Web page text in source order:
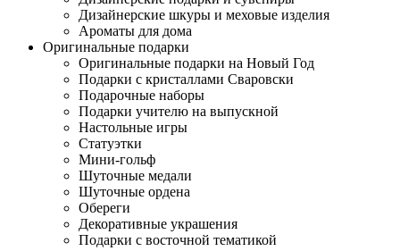
Дизайнерские шкуры и меховые изделия
Ароматы для дома
Оригинальные подарки
Оригинальные подарки на Новый Год
Подарки с кристаллами Сваровски
Подарочные наборы
Подарки учителю на выпускной
Настольные игры
Статуэтки
Мини-гольф
Шуточные медали
Шуточные ордена
Обереги
Декоративные украшения
Подарки с восточной тематикой